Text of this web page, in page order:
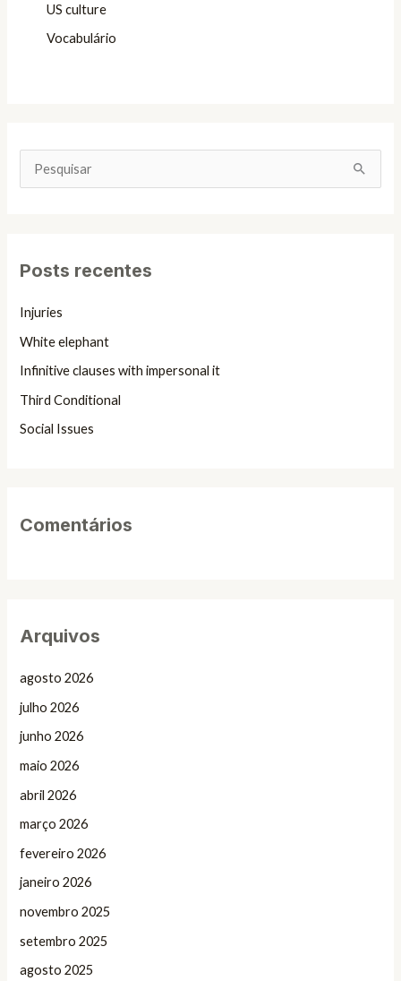
US culture
Vocabulário
u
p
o
Posts recentes
Injuries
White elephant
Infinitive clauses with impersonal it
Third Conditional
Social Issues
Comentários
Arquivos
agosto 2026
julho 2026
junho 2026
maio 2026
abril 2026
março 2026
fevereiro 2026
janeiro 2026
novembro 2025
setembro 2025
agosto 2025